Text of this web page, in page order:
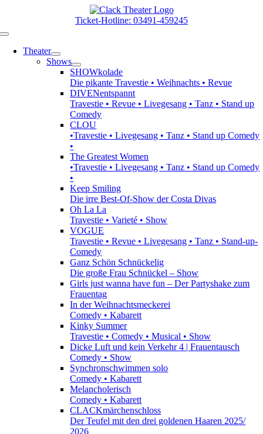
springen
Ticket-Hotline: 03491-459245
Toggle
NavigationTheater
Shows
SHOWkolade
Die pikante Travestie • Weihnachts • Revue
DIVENentspannt
Travestie • Revue • Livegesang • Tanz • Stand up
Comedy
CLOU
•Travestie • Livegesang • Tanz • Stand up Comedy
•
The Greatest Women
•Travestie • Livegesang • Tanz • Stand up Comedy
•
Keep Smiling
Die irre Best-Of-Show der Costa Divas
Oh La La
Travestie • Varieté • Show
VOGUE
Travestie • Revue • Livegesang • Tanz • Stand-up-
Comedy
Ganz Schön Schnückelig
Die große Frau Schnückel – Show
Girls just wanna have fun – Der Partyshake zum
Frauentag
In der Weihnachtsmeckerei
Comedy • Kabarett
Kinky Summer
Travestie • Comedy • Musical • Show
Dicke Luft und kein Verkehr 4 | Frauentausch
Comedy • Show
Synchronschwimmen solo
Comedy • Kabarett
Melancholerisch
Comedy • Kabarett
CLACKmärchenschloss
Der Teufel mit den drei goldenen Haaren 2025/
2026